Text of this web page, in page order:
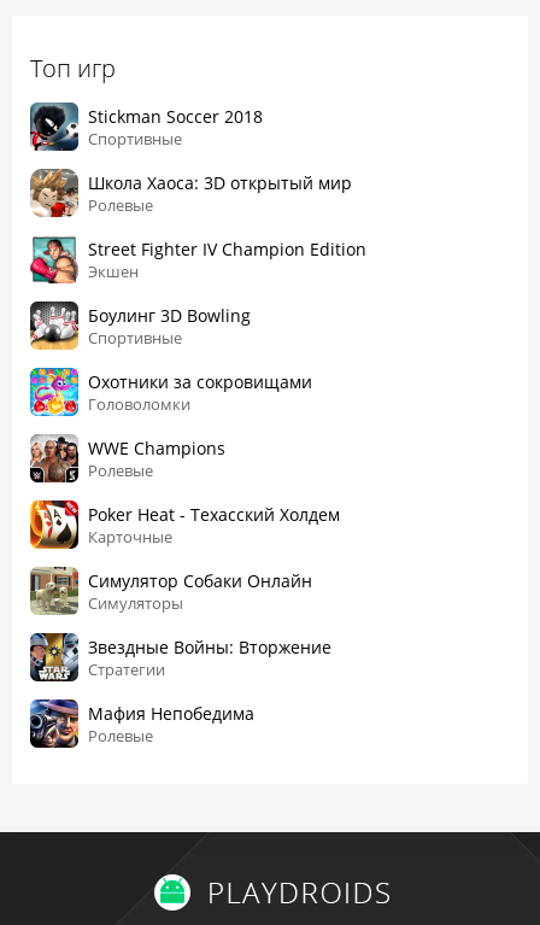
Топ игр
Stickman Soccer 2018
Спортивные
Школа Хаоса: 3D открытый мир
Ролевые
Street Fighter IV Champion Edition
Экшен
Боулинг 3D Bowling
Спортивные
Охотники за сокровищами
Головоломки
WWE Champions
Ролевые
Poker Heat - Техасский Холдем
Карточные
Симулятор Собаки Онлайн
Симуляторы
Звездные Войны: Вторжение
Стратегии
Мафия Непобедима
Ролевые